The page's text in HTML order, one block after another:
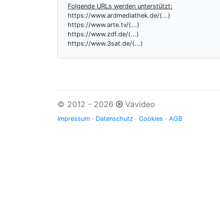
Folgende URLs werden unterstützt:
https://www.ardmediathek.de/(...)
https://www.arte.tv/(...)
https://www.zdf.de/(...)
https://www.3sat.de/(...)
© 2012 - 2026 Vavideo
Impressum · Datenschutz · Cookies · AGB